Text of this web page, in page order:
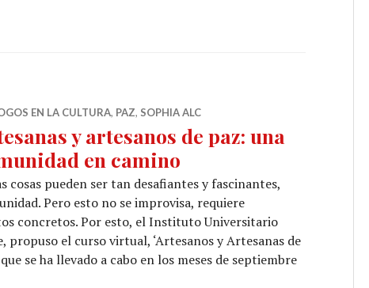
EN LA CULTURA, PAZ, SOPHIA ALC
y artesanos de paz: una
en camino
cosas pueden ser tan desafiantes y fascinantes,
Pero esto no se improvisa, requiere
concretos. Por esto, el Instituto Universitario
propuso el curso virtual, ‘Artesanos y Artesanas de
se ha llevado a cabo en los meses de septiembre
y artesanos de paz: una comunidad en camino